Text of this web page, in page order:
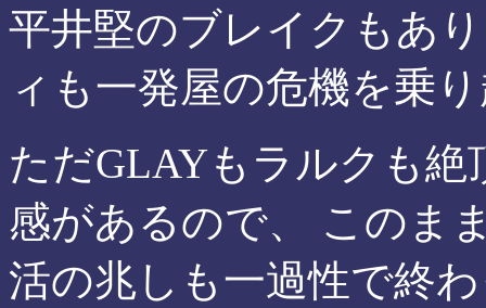
平井堅のブレイクもあ
ィも一発屋の危機を乗
ただGLAYもラルクも
感があるので、 このま
活の兆しも一過性で終